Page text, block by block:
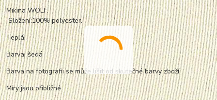
Mikina WOLF.
Složení:100% polyester.
Teplá.
Barva: šedá
Barva na fotografii se může lišit od skutečné barvy zboží.
Míry jsou přibližné.